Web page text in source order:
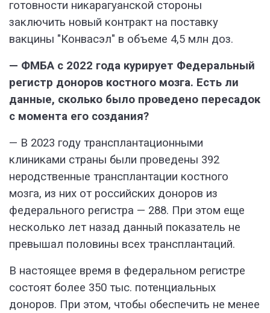
готовности никарагуанской стороны
заключить новый контракт на поставку
вакцины "Конвасэл" в объеме 4,5 млн доз.
— ФМБА с 2022 года курирует Федеральный
регистр доноров костного мозга. Есть ли
данные, сколько было проведено пересадок
с момента его создания?
— В 2023 году трансплантационными
клиниками страны были проведены 392
неродственные трансплантации костного
мозга, из них от российских доноров из
федерального регистра — 288. При этом еще
несколько лет назад данный показатель не
превышал половины всех трансплантаций.
В настоящее время в федеральном регистре
состоят более 350 тыс. потенциальных
доноров. При этом, чтобы обеспечить не менее